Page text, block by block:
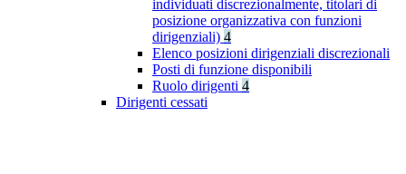
individuati discrezionalmente, titolari di
posizione organizzativa con funzioni
dirigenziali) 4
Elenco posizioni dirigenziali discrezionali
Posti di funzione disponibili
Ruolo dirigenti 4
Dirigenti cessati